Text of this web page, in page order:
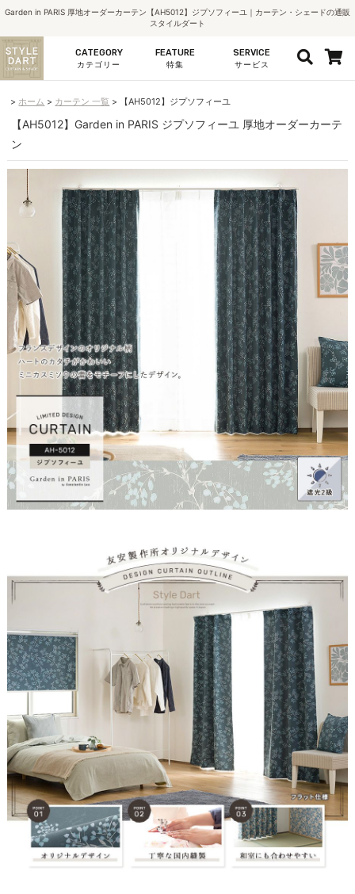
Garden in PARIS 厚地オーダーカーテン【AH5012】ジプソフィーユ｜カーテン・シェードの通販
スタイルダート
CATEGORY
カテゴリー
FEATURE
特集
SERVICE
サービス
ホーム カーテン 一覧 【AH5012】ジプソフィーユ
【AH5012】Garden in PARIS ジプソフィーユ 厚地オーダーカーテ
ン